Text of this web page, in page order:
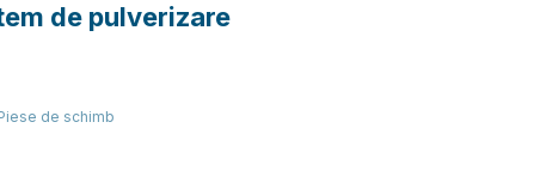
de pulverizare
de schimb